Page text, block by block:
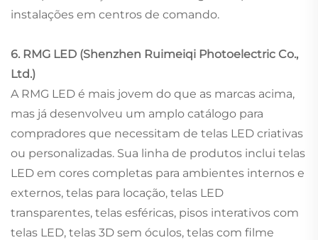
instalações em centros de comando.
6. RMG LED (Shenzhen Ruimeiqi Photoelectric Co.,
Ltd.)
A RMG LED é mais jovem do que as marcas acima,
mas já desenvolveu um amplo catálogo para
compradores que necessitam de telas LED criativas
ou personalizadas. Sua linha de produtos inclui telas
LED em cores completas para ambientes internos e
externos, telas para locação, telas LED
transparentes, telas esféricas, pisos interativos com
telas LED, telas 3D sem óculos, telas com filme